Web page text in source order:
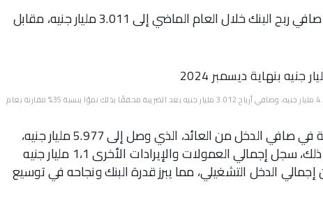
وعلى صعيد القوائم غير المجمعة، ارتفع صافي ربح البنك خلال العام الماضي إلى 3.011 مليار جنيه، مقابل
وفي وقت سابق، أعلن البنك عن تسجيل أرباح قبل الضريبة 4.295 مليار جنيه، وصافي أرباح 3.012 مليار جنيه بعد الضريبة محققًا بذلك نموًا بنسبة 35% مقارنة بعام
يرجع هذا الأداء القوي إلى زيادة ملحوظة في صافي الدخل من العائد، الذي وصل إلى 5.977 مليار جنيه،
محققاً نمواً بنسبة 36.7%، بالإضافة إلى ذلك، سجل إجمالي العمولات والإيرادات الأخرى 1،1 مليار جنيه
قدرها 78%، ليسجل 15.8% من إجمالي الدخل التشغيلي، مما يبرز قدرة البنك ونجاحه في توسيع